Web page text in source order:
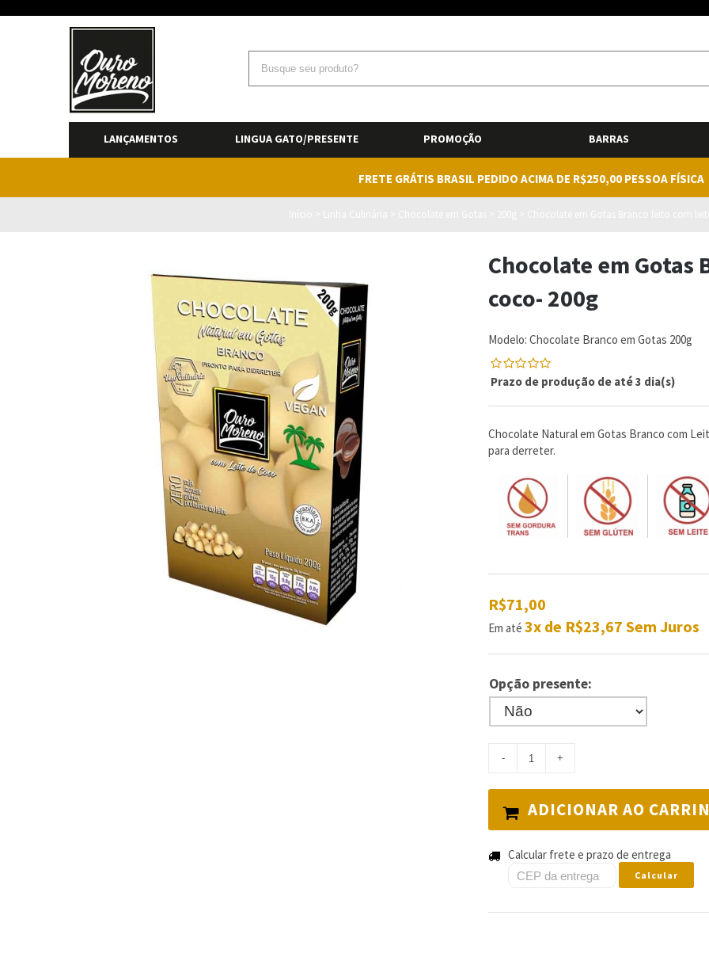
LANÇAMENTOS LINGUA GATO/PRESENTE PROMOÇÃO BARRAS
FRETE GRÁTIS BRASIL PEDIDO ACIMA DE R$250,00 PESSOA FÍSICA
Chocolate em
coco- 200g
Modelo: Chocolate Branco em Gotas 200g
0
5
com
0
Prazo de produção de até 3 dia(s)
Chocolate Natural em Gotas Branco com
para derreter.
R$71,00
Em até 3x de R$23,67 Sem Juros
Opção presente:
ADICIONAR AO
Calcular frete e prazo de entrega
Calcular